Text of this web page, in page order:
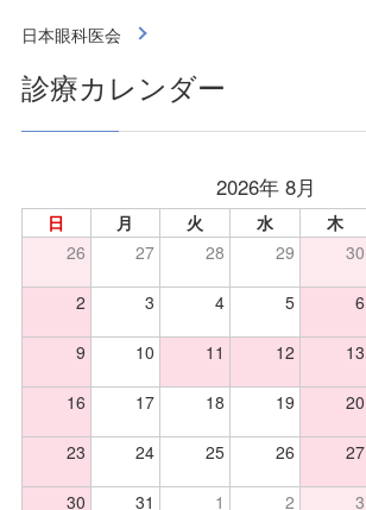
日本眼科医会
診療カレンダー
2026年 8月
日 月 火 水 木
26
27 28 29 30
2 3 4 5 6
9 10 11 12 13
16 17 18 19 20
23 24 25 26 27
30 31 1 2 3